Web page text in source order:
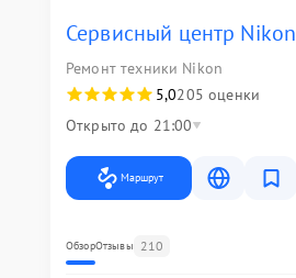
Сервисный центр Nikon
Ремонт техники Nikon
5,0205 оценки
Открыто до 21:00
Маршрут
ОбзорОтзывы 210